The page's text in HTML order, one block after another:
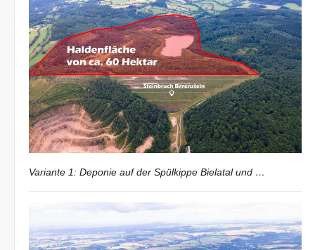
Variante 1: Deponie auf der Spülkippe Bielatal und …